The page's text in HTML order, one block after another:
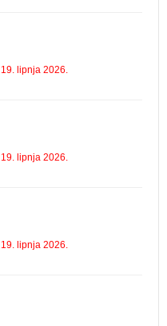
19. lipnja 2026.
19. lipnja 2026.
19. lipnja 2026.